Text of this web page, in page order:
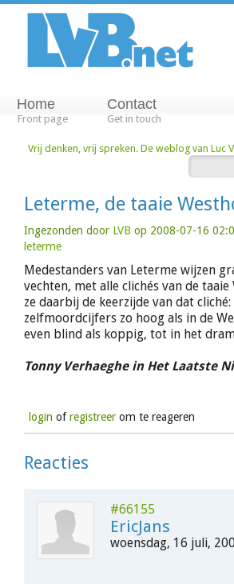
Home
Front page
Contact
Get in touch
Vrij denken, vrij spreken. De weblog van Luc
Leterme, de taaie
Ingezonden door LVB op 2008-07-16
leterme
Medestanders van Leterme wijzen
vechten, met alle clichés van de
ze daarbij de keerzijde van dat
zelfmoordcijfers zo hoog als in de
even blind als koppig, tot in het
Tonny Verhaeghe in Het Laatste
login ofregistreerom te reageren
Reacties
#66155
EricJans
woensdag, 16 juli,